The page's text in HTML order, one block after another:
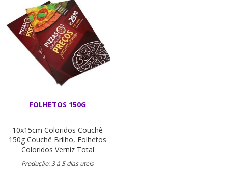
FOLHETOS 150G
10x15cm Coloridos Couchê
150g Couchê Brilho, Folhetos
Coloridos Verniz Total
Produção: 3 á 5 dias uteis